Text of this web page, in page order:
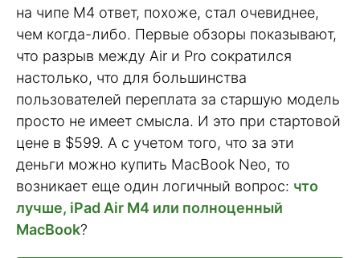
на чипе M4 ответ, похоже, стал очевиднее,
чем когда-либо. Первые обзоры показывают,
что разрыв между Air и Pro сократился
настолько, что для большинства
пользователей переплата за старшую модель
просто не имеет смысла. И это при стартовой
цене в $599. А с учетом того, что за эти
деньги можно купить MacBook Neo, то
возникает еще один логичный вопрос: что
лучше, iPad Air M4 или полноценный
MacBook?